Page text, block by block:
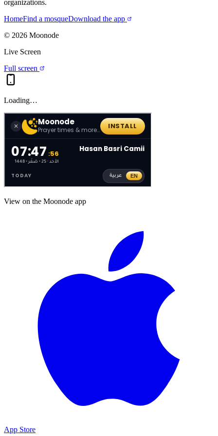
organizations.
HomeFind a mosqueDownload the app
© 2026 Moonode
Live Screen
Full screen
Loading…
View on the Moonode app
App Store